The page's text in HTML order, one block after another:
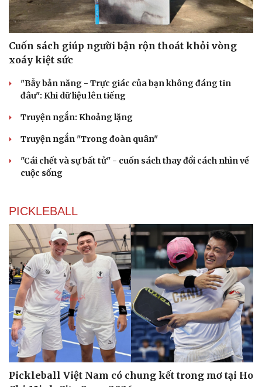
Cuốn sách giúp người bận rộn thoát khỏi vòng
xoáy kiệt sức
"Bẫy bản năng - Trực giác của bạn không đáng tin
đâu": Khi dữ liệu lên tiếng
Truyện ngắn: Khoảng lặng
Truyện ngắn "Trong đoàn quân"
"Cái chết và sự bất tử" - cuốn sách thay đổi cách nhìn về
cuộc sống
PICKLEBALL
Pickleball Việt Nam có chung kết trong mơ tại Ho